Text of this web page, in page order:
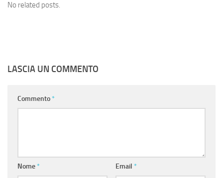
No related posts.
LASCIA UN COMMENTO
Commento *
Nome * Email *